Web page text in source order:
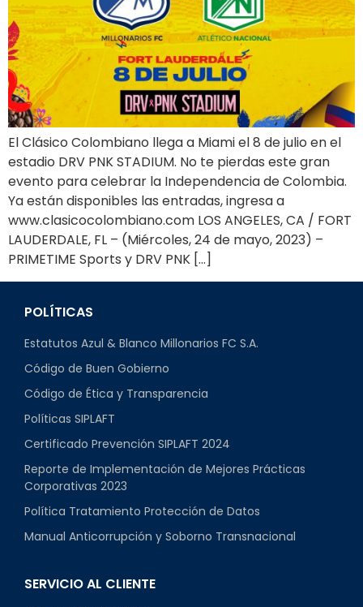
El Clásico Colombiano llega a Miami el 8 de julio en el
estadio DRV PNK STADIUM. No te pierdas este gran
evento para celebrar la Independencia de Colombia.
Ya están disponibles las entradas, ingresa a
www.clasicocolombiano.com LOS ANGELES, CA / FORT
LAUDERDALE, FL – (Miércoles, 24 de mayo, 2023) –
PRIMETIME Sports y DRV PNK […]
POLÍTICAS
Estatutos Azul & Blanco Millonarios FC S.A.
Código de Buen Gobierno
Código de Ética y Transparencia
Políticas SIPLAFT
Certificado Prevención SIPLAFT 2024
Reporte de Implementación de Mejores Prácticas
Corporativas 2023
Política Tratamiento Protección de Datos
Manual Anticorrupción y Soborno Transnacional
SERVICIO AL CLIENTE